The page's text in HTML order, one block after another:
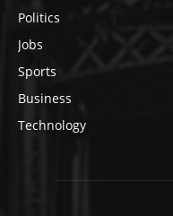
Politics
Jobs
Sports
Business
Technology